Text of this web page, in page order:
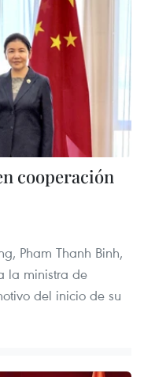
cooperación
Pham Thanh Binh,
la ministra de
del inicio de su